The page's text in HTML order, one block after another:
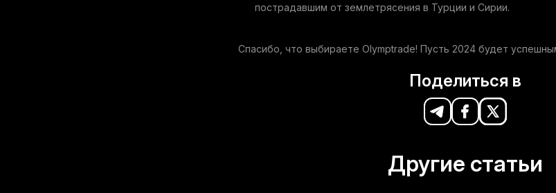
пострадавшим от землетрясения в Турции и Сирии.
Спасибо, что выбираете Olymptrade! Пусть 2024 будет
Поделиться в
Другие статьи